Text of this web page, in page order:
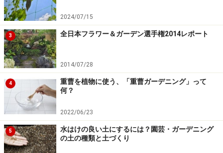
ア.6角形ペットボトルの6ヶ所の窪みを利用して羽根を作る
ペットボトルのフタと底に、キリか電動ドリルで針
金が通るくらいの穴を開けます。（やや緩めの方
が、カタカタと振動しやすいようです）
針金ハンガーはペンチなどを使って、真っ直ぐにし
ておきます。首の部分をストッパーに加工すること
もできますが、今回は切り落として製作しました。
ペットボトルの窪みに沿って、カッターで切りこみ
を入れて羽根を作り、斜めに折り返します。色を塗
2024/07/15
3 全日本フラワー＆ガーデン選手権2014レポート
2014/07/28
4
重曹を植物に使う、「重曹ガーデニング」って
何？
2022/06/23
5
水はけの良い土にするには？園芸・ガーデニング
の土の種類と土づくり